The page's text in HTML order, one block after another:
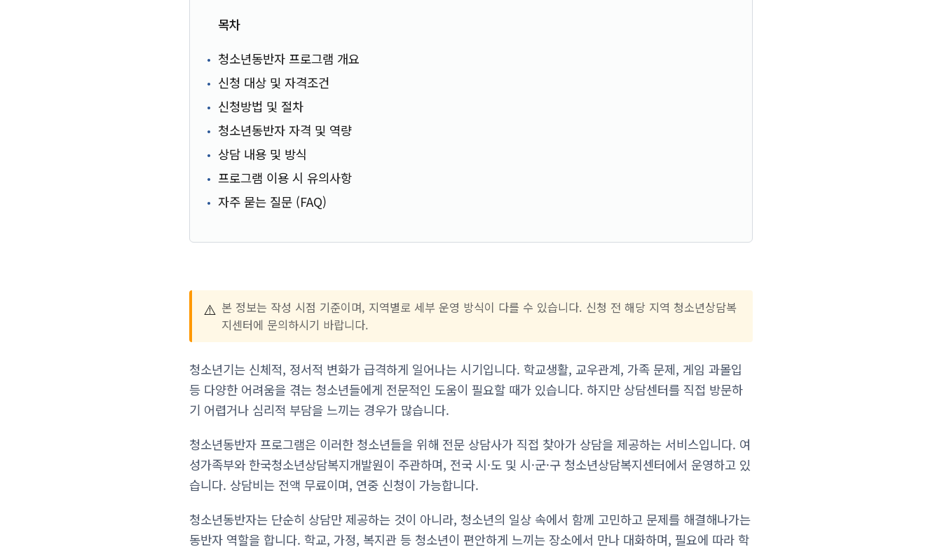
목차
청소년동반자 프로그램 개요
신청 대상 및 자격조건
신청방법 및 절차
청소년동반자 자격 및 역량
상담 내용 및 방식
프로그램 이용 시 유의사항
자주 묻는 질문 (FAQ)
⚠️ 본 정보는 작성 시점 기준이며, 지역별로 세부 운영 방식이 다를 수 있습니다. 신청 전 해당 지역 청소년상담복
지센터에 문의하시기 바랍니다.
청소년기는 신체적, 정서적 변화가 급격하게 일어나는 시기입니다. 학교생활, 교우관계, 가족 문제, 게임 과몰입
등 다양한 어려움을 겪는 청소년들에게 전문적인 도움이 필요할 때가 있습니다. 하지만 상담센터를 직접 방문하
기 어렵거나 심리적 부담을 느끼는 경우가 많습니다.
청소년동반자 프로그램은 이러한 청소년들을 위해 전문 상담사가 직접 찾아가 상담을 제공하는 서비스입니다. 여
성가족부와 한국청소년상담복지개발원이 주관하며, 전국 시·도 및 시·군·구 청소년상담복지센터에서 운영하고 있
습니다. 상담비는 전액 무료이며, 연중 신청이 가능합니다.
청소년동반자는 단순히 상담만 제공하는 것이 아니라, 청소년의 일상 속에서 함께 고민하고 문제를 해결해나가는
동반자 역할을 합니다. 학교, 가정, 복지관 등 청소년이 편안하게 느끼는 장소에서 만나 대화하며, 필요에 따라 학